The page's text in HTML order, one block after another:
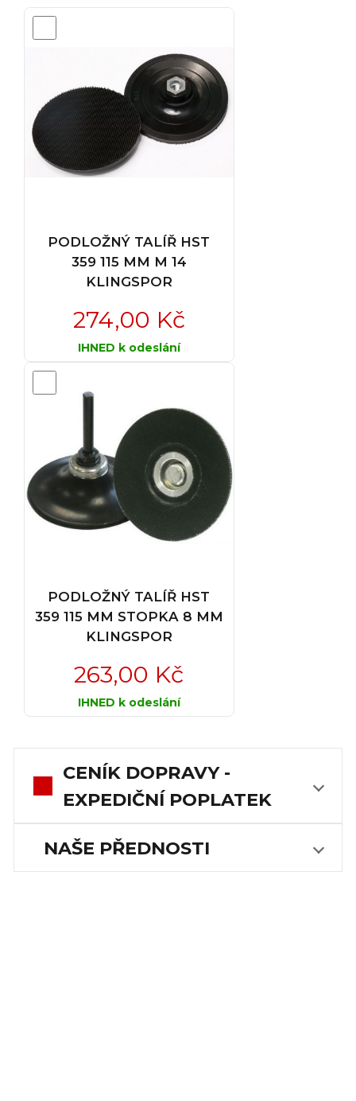
PODLOŽNÝ TALÍŘ HST
359 115 MM M 14
KLINGSPOR
274,00 Kč
IHNED k odeslání
PODLOŽNÝ TALÍŘ HST
359 115 MM STOPKA 8 MM
KLINGSPOR
263,00 Kč
IHNED k odeslání
CENÍK DOPRAVY -
EXPEDIČNÍ POPLATEK
NAŠE PŘEDNOSTI